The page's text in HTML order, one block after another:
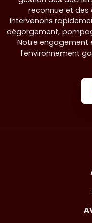
reconnue et des
intervenons
dégorgement,
Notre engagement
l'environnement